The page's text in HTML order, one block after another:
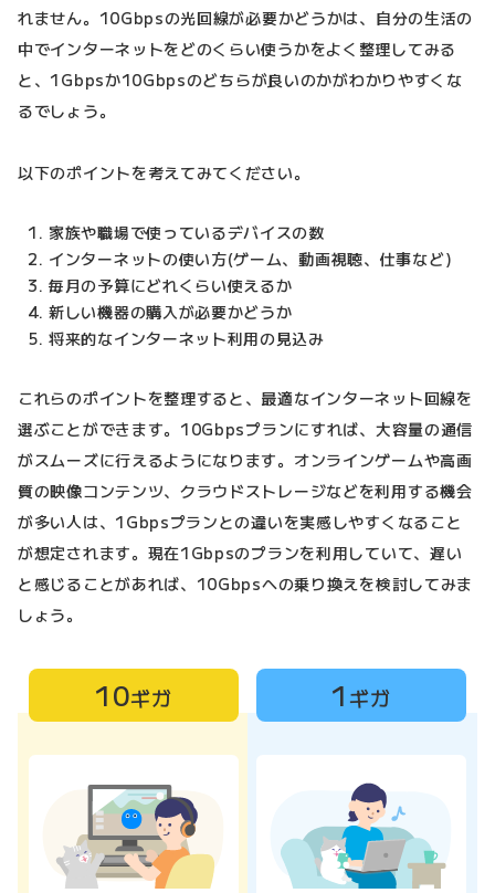
れません。10Gbpsの光回線が必要かどうかは、自分の生活の
中でインターネットをどのくらい使うかをよく整理してみる
と、1Gbpsか10Gbpsのどちらが良いのかがわかりやすくな
るでしょう。
以下のポイントを考えてみてください。
家族や職場で使っているデバイスの数
インターネットの使い方(ゲーム、動画視聴、仕事など)
毎月の予算にどれくらい使えるか
新しい機器の購入が必要かどうか
将来的なインターネット利用の見込み
これらのポイントを整理すると、最適なインターネット回線を
選ぶことができます。10Gbpsプランにすれば、大容量の通信
がスムーズに行えるようになります。オンラインゲームや高画
質の映像コンテンツ、クラウドストレージなどを利用する機会
が多い人は、1Gbpsプランとの違いを実感しやすくなること
が想定されます。現在1Gbpsのプランを利用していて、遅い
と感じることがあれば、10Gbpsへの乗り換えを検討してみま
しょう。
10ギガ 1 ギガ